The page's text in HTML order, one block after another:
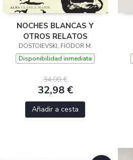
NOCHES BLANCAS Y
OTROS RELATOS
DOSTOIEVSKI, FIÓDOR M.
Disponibilidad inmediata
34,00 €
32,98 €
Añadir a cesta